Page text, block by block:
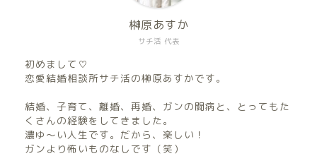
サチ活 代表
榊原あすか
初めまして♡
恋愛結婚相談所サチ活の榊原あすかです。
結婚、子育て、離婚、再婚、ガンの闘病と、とってもた
くさんの経験をしてきました。
濃ゆ〜い人生です。だから、楽しい！
ガンより怖いものなしです（笑）